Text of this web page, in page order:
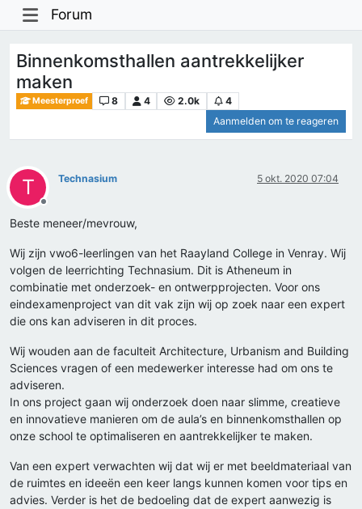
Forum
Binnenkomsthallen aantrekkelijker
maken
Meesterproef 8 4 2.0k
4
Aanmelden om te reageren
T
Offline
Technasium 5 okt. 2020 07:04
Beste meneer/mevrouw,
Wij zijn vwo6-leerlingen van het Raayland College in Venray. Wij
volgen de leerrichting Technasium. Dit is Atheneum in
combinatie met onderzoek- en ontwerpprojecten. Voor ons
eindexamenproject van dit vak zijn wij op zoek naar een expert
die ons kan adviseren in dit proces.
Wij wouden aan de faculteit Architecture, Urbanism and Building
Sciences vragen of een medewerker interesse had om ons te
adviseren.
In ons project gaan wij onderzoek doen naar slimme, creatieve
en innovatieve manieren om de aula’s en binnenkomsthallen op
onze school te optimaliseren en aantrekkelijker te maken.
Van een expert verwachten wij dat wij er met beeldmateriaal van
de ruimtes en ideeën een keer langs kunnen komen voor tips en
advies. Verder is het de bedoeling dat de expert aanwezig is